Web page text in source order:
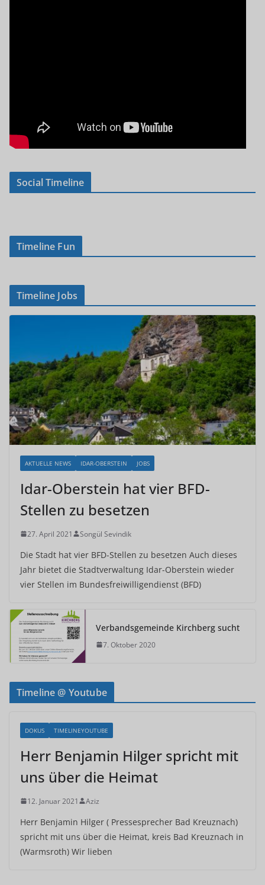
Social Timeline
Timeline Fun
Timeline Jobs
AKTUELLE NEWS IDAR-OBERSTEIN JOBS
Idar-Oberstein hat vier BFD-
Stellen zu besetzen
27. April 2021 Songül Sevindik
Die Stadt hat vier BFD-Stellen zu besetzen Auch dieses
Jahr bietet die Stadtverwaltung Idar-Oberstein wieder
vier Stellen im Bundesfreiwilligendienst (BFD)
Verbandsgemeinde Kirchberg sucht
7. Oktober 2020
Timeline @ Youtube
DOKUS TIMELINEYOUTUBE
Herr Benjamin Hilger spricht mit
uns über die Heimat
12. Januar 2021 Aziz
Herr Benjamin Hilger ( Pressesprecher Bad Kreuznach)
spricht mit uns über die Heimat, kreis Bad Kreuznach in
(Warmsroth) Wir lieben